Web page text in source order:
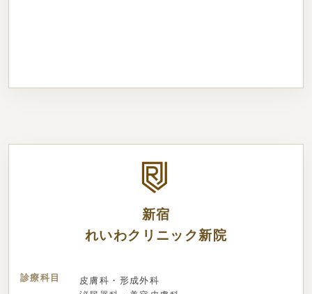
新宿
れいわクリニック新院
診療科目
皮膚科・形成外科